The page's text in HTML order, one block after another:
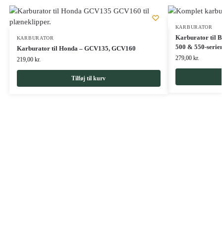
KARBURATOR
Karburator til Honda – GCV135, GCV160
219,00 kr.
Tilføj til kurv
KARBURATOR
Karburator til
500 & 550-
279,00 kr.